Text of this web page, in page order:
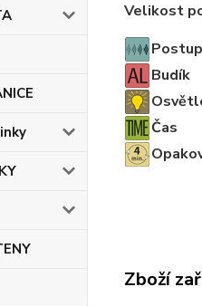
Velikost
Budík
Čas
Zboží